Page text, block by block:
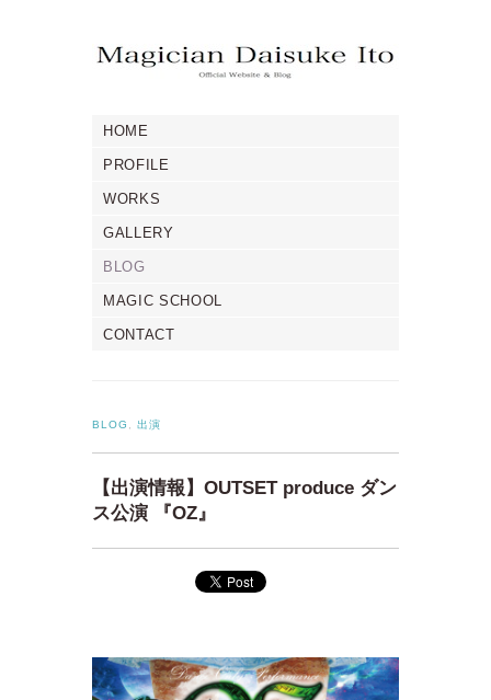
HOME
PROFILE
WORKS
GALLERY
BLOG
MAGIC SCHOOL
CONTACT
BLOG 出演
【出演情報】OUTSET produce ダン
ス公演 『OZ』